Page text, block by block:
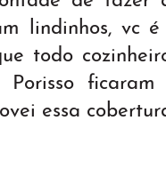
lindinhos, vc
todo
Porisso
essa